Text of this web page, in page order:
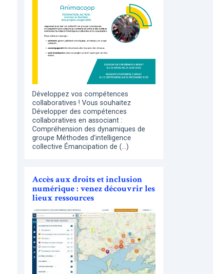
Développez vos compétences
collaboratives ! Vous souhaitez
Développer des compétences
collaboratives en associant :
Compréhension des dynamiques de
groupe Méthodes d’intelligence
collective Émancipation de (…)
Accès aux droits et inclusion
numérique : venez découvrir les
lieux ressources